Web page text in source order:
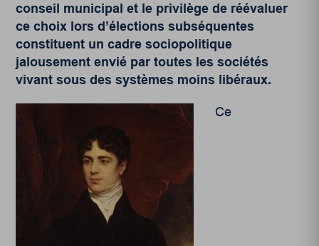
conseil municipal et le privilège de réévaluer
ce choix lors d’élections subséquentes
constituent un cadre sociopolitique
jalousement envié par toutes les sociétés
vivant sous des systèmes moins libéraux.
Ce